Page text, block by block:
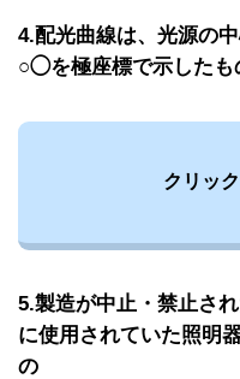
4.配光曲線は、光源の
○◯を極座標で示したも
クリッ
5.製造が中止・禁止さ
に使用されていた照明
の